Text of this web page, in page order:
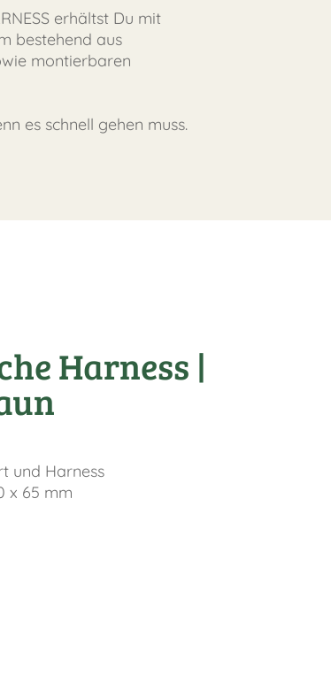
erhältst Du mit
bestehend aus
montierbaren
es schnell gehen muss.
Harness |
und Harness
x 65 mm